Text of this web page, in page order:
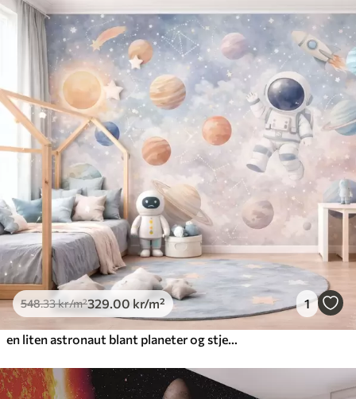
548.33kr/m²329 .00 kr/m² 1